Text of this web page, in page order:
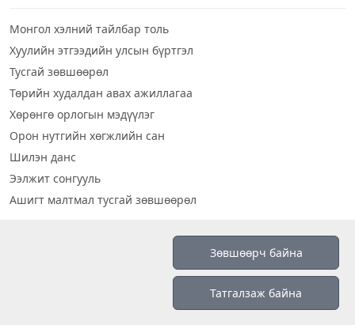
Монгол хэлний тайлбар толь
Хуулийн этгээдийн улсын бүртгэл
Тусгай зөвшөөрөл
Төрийн худалдан авах ажиллагаа
Хөрөнгө орлогын мэдүүлэг
Орон нутгийн хөгжлийн сан
Шилэн данс
Ээлжит сонгууль
Ашигт малтмал тусгай зөвшөөрөл
Зөвшөөрч байна
Татгалзаж байна